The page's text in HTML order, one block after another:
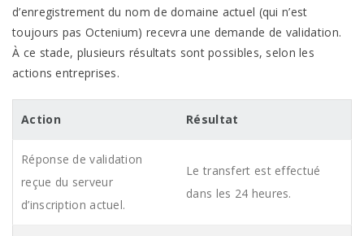
d’enregistrement du nom de domaine actuel (qui n’est
toujours pas Octenium) recevra une demande de validation.
À ce stade, plusieurs résultats sont possibles, selon les
actions entreprises.
Action Résultat
Réponse de validation
reçue du serveur
d’inscription actuel.
Le transfert est effectué
dans les 24 heures.